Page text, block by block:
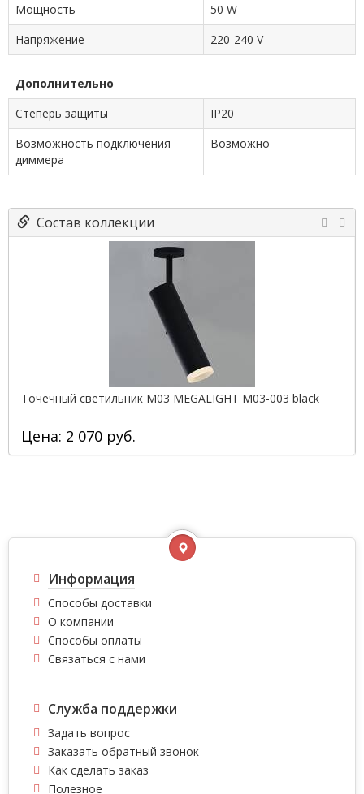
Мощность
50 W
Напряжение
220-240 V
Дополнительно
Степерь защиты
IP20
Возможность подключения
диммера
Возможно
Состав коллекции
Точечный светильник M03 MEGALIGHT M03-003 black
Цена: 2 070 руб.
Информация
Способы доставки
О компании
Способы оплаты
Связаться с нами
Служба поддержки
Задать вопрос
Заказать обратный звонок
Как сделать заказ
Полезное